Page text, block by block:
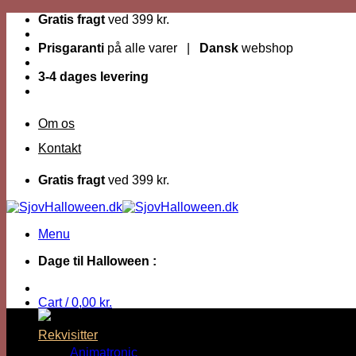
Fortsæt
indhold
Gratis fragt ved 399 kr.
Prisgaranti på alle varer | Dansk webshop
3-4 dages levering
Om os
Kontakt
Gratis fragt ved 399 kr.
Menu
Dage til Halloween :
Cart /0,00 kr.
Rekvisitter
Animatronic